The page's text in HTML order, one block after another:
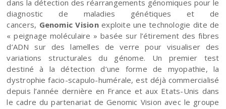
dans la détection des réarrangements génomiques pour le
diagnostic de maladies génétiques et de
cancers, Genomic Visionexploite une technologie dite de
« peignage moléculaire » basée sur l’étirement des fibres
d’ADN sur des lamelles de verre pour visualiser des
variations structurales du génome. Un premier test
destiné à la détection d’une forme de myopathie, la
dystrophie facio-scapulo-humérale, est déjà commercialisé
depuis l’année dernière en France et aux Etats-Unis dans
le cadre du partenariat de Genomic Vision avec le groupe